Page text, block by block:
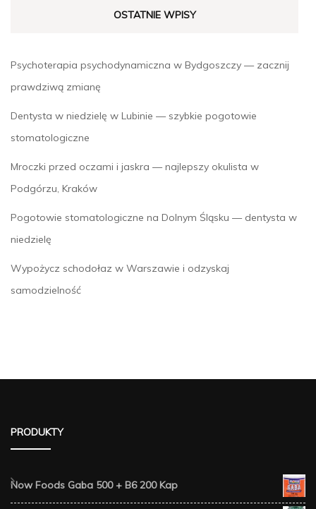
OSTATNIE WPISY
Psychoterapia psychodynamiczna w Bydgoszczy — zacznij
prawdziwą zmianę
Dentysta w niedzielę w Lubinie — szybkie pogotowie
stomatologiczne
Mroczki przed oczami i jaskra — najlepszy okulista w
Podgórzu, Kraków
Pogotowie stomatologiczne na Dolnym Śląsku — dentysta w
niedzielę
Wypożycz schodołaz w Warszawie i odzyskaj
samodzielność
PRODUKTY
Now Foods Gaba 500 + B6 200 Kap